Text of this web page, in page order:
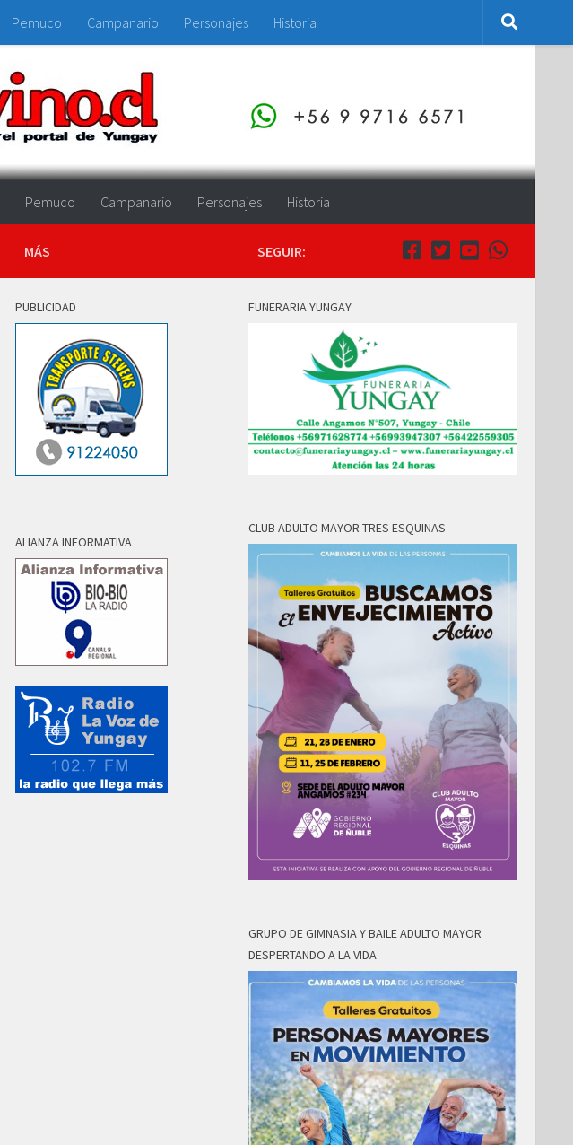
Pemuco Campanario Personajes Historia
Pemuco Campanario Personajes Historia
SEGUIR:
FUNERARIA YUNGAY
CLUB ADULTO MAYOR TRES ESQUINAS
GRUPO DE GIMNASIA Y BAILE ADULTO MAYOR
DESPERTANDO A LA VIDA
MÁS
PUBLICIDAD
ALIANZA INFORMATIVA